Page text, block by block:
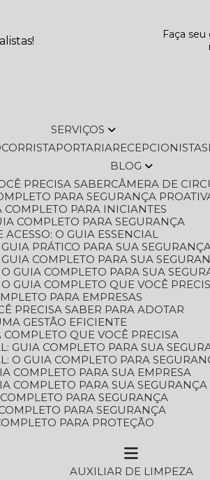
Faça
SERVIÇOS
PORTARIA RECEPCIONISTA
BLOG
PRECISA SABER
CÂMERA DE
PARA SEGURANÇA
COMPLETO PARA INICIANTES
COMPLETO PARA SEGURANÇA
ACESSO: O GUIA ESSENCIAL
PRÁTICO PARA SUA
COMPLETO PARA SUA
GUIA COMPLETO PARA SUA
GUIA COMPLETO QUE VOCÊ
PARA EMPRESAS
PRECISA SABER PARA ADOTAR
GESTÃO EFICIENTE
QUE VOCÊ PRECISA
GUIA COMPLETO PARA SUA
O GUIA COMPLETO PARA
COMPLETO PARA SUA EMPRESA
COMPLETO PARA SUA SEGURANÇA
PARA SEGURANÇA
PARA SEGURANÇA
PARA PROTEÇÃO
AUXILIAR DE LIMPEZA